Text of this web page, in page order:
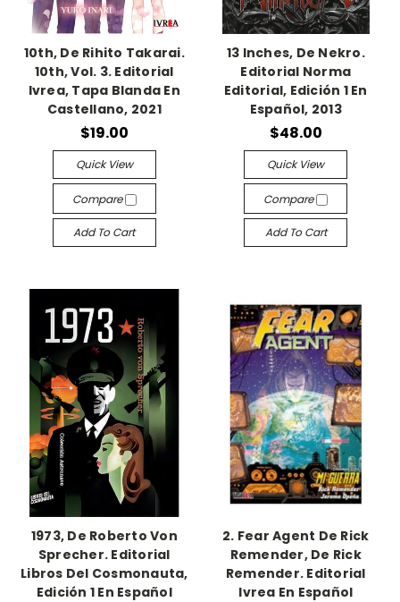
10th, De Rihito Takarai.
10th, Vol. 3. Editorial
Ivrea, Tapa Blanda En
Castellano, 2021
$19.00
Quick View
Compare
Add To Cart
13 Inches, De Nekro.
Editorial Norma
Editorial, Edición 1 En
Español, 2013
$48.00
Quick View
Compare
Add To Cart
1973, De Roberto Von
Sprecher. Editorial
Libros Del Cosmonauta,
Edición 1 En Español
2. Fear Agent De Rick
Remender, De Rick
Remender. Editorial
Ivrea En Español